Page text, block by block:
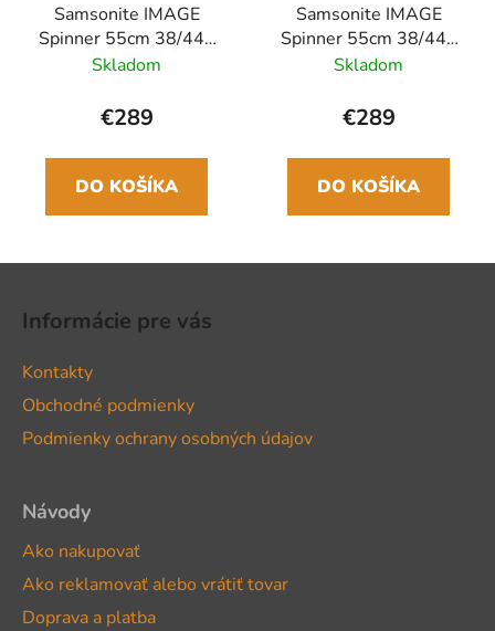
Samsonite IMAGE
Spinner 55cm 38/44L
Ružová Rose
Polykarbonát
Skladom
€289
DO KOŠÍKA
Samsonite IMAGE
Spinner 55cm 38/44L
Čierna Rozšíriteľný
Skladom
€289
DO KOŠÍKA
Informácie pre vás
Kontakty
Obchodné podmienky
Podmienky ochrany osobných údajov
Návody
Ako nakupovať
Ako reklamovať alebo vrátiť tovar
Doprava a platba